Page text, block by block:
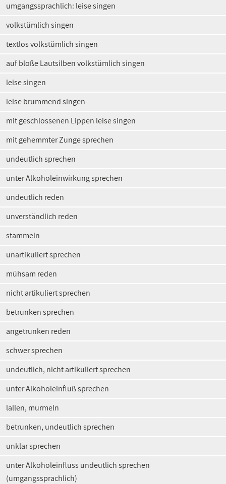
umgangssprachlich: leise singen
volkstümlich singen
textlos volkstümlich singen
auf bloße Lautsilben volkstümlich singen
leise singen
leise brummend singen
mit geschlossenen Lippen leise singen
mit gehemmter Zunge sprechen
undeutlich sprechen
unter Alkoholeinwirkung sprechen
undeutlich reden
unverständlich reden
stammeln
unartikuliert sprechen
mühsam reden
nicht artikuliert sprechen
betrunken sprechen
angetrunken reden
schwer sprechen
undeutlich, nicht artikuliert sprechen
unter Alkoholeinfluß sprechen
lallen, murmeln
betrunken, undeutlich sprechen
unklar sprechen
unter Alkoholeinfluss undeutlich sprechen
(umgangssprachlich)